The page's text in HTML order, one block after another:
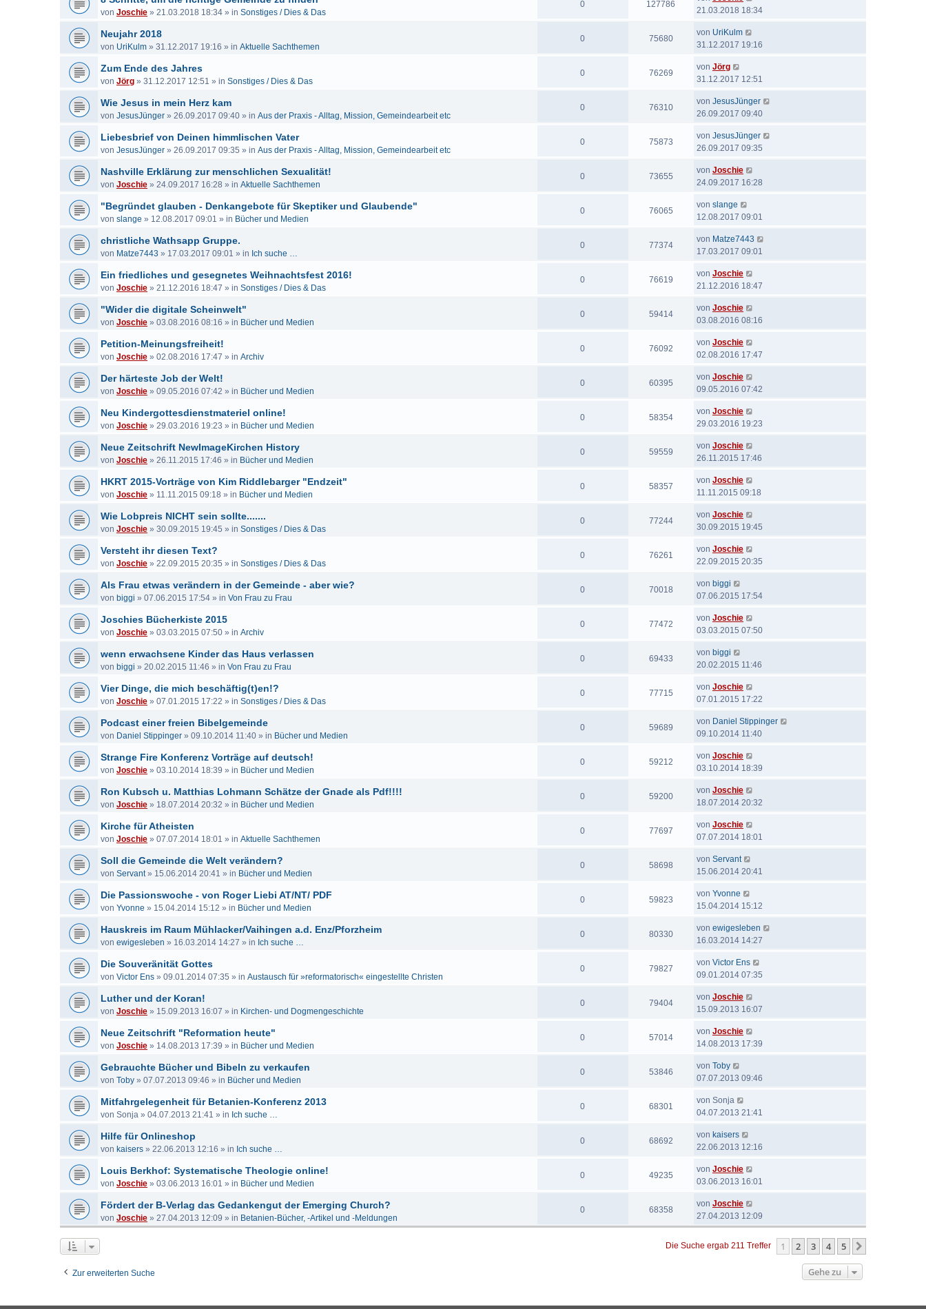
von Joschie » 21.03.2018 18:34 » in Sonstiges / Dies & Das
0 127786
21.03.2018 18:34
Neujahr 2018
von UriKulm » 31.12.2017 19:16 » in Aktuelle Sachthemen
0 75680
von UriKulm
31.12.2017 19:16
Zum Ende des Jahres
von Jörg » 31.12.2017 12:51 » in Sonstiges / Dies & Das
0 76269
von Jörg
31.12.2017 12:51
Wie Jesus in mein Herz kam
von JesusJünger » 26.09.2017 09:40 » in Aus der Praxis - Alltag, Mission, Gemeindearbeit etc
0 76310
von JesusJünger
26.09.2017 09:40
Liebesbrief von Deinen himmlischen Vater
von JesusJünger » 26.09.2017 09:35 » in Aus der Praxis - Alltag, Mission, Gemeindearbeit etc
0 75873
von JesusJünger
26.09.2017 09:35
Nashville Erklärung zur menschlichen Sexualität!
von Joschie » 24.09.2017 16:28 » in Aktuelle Sachthemen
0 73655
von Joschie
24.09.2017 16:28
"Begründet glauben - Denkangebote für Skeptiker und Glaubende"
von slange » 12.08.2017 09:01 » in Bücher und Medien
0 76065
von slange
12.08.2017 09:01
christliche Wathsapp Gruppe.
von Matze7443 » 17.03.2017 09:01 » in Ich suche …
0 77374
von Matze7443
17.03.2017 09:01
Ein friedliches und gesegnetes Weihnachtsfest 2016!
von Joschie » 21.12.2016 18:47 » in Sonstiges / Dies & Das
0 76619
von Joschie
21.12.2016 18:47
"Wider die digitale Scheinwelt"
von Joschie » 03.08.2016 08:16 » in Bücher und Medien
0 59414
von Joschie
03.08.2016 08:16
Petition-Meinungsfreiheit!
von Joschie » 02.08.2016 17:47 » in Archiv
0 76092
von Joschie
02.08.2016 17:47
Der härteste Job der Welt!
von Joschie » 09.05.2016 07:42 » in Bücher und Medien
0 60395
von Joschie
09.05.2016 07:42
Neu Kindergottesdienstmateriel online!
von Joschie » 29.03.2016 19:23 » in Bücher und Medien
0 58354
von Joschie
29.03.2016 19:23
Neue Zeitschrift NewImageKirchen History
von Joschie » 26.11.2015 17:46 » in Bücher und Medien
0 59559
von Joschie
26.11.2015 17:46
HKRT 2015-Vorträge von Kim Riddlebarger "Endzeit"
von Joschie » 11.11.2015 09:18 » in Bücher und Medien
0 58357
von Joschie
11.11.2015 09:18
Wie Lobpreis NICHT sein sollte.......
von Joschie » 30.09.2015 19:45 » in Sonstiges / Dies & Das
0 77244
von Joschie
30.09.2015 19:45
Versteht ihr diesen Text?
von Joschie » 22.09.2015 20:35 » in Sonstiges / Dies & Das
0 76261
von Joschie
22.09.2015 20:35
Als Frau etwas verändern in der Gemeinde - aber wie?
von biggi » 07.06.2015 17:54 » in Von Frau zu Frau
0 70018
von biggi
07.06.2015 17:54
Joschies Bücherkiste 2015
von Joschie » 03.03.2015 07:50 » in Archiv
0 77472
von Joschie
03.03.2015 07:50
wenn erwachsene Kinder das Haus verlassen
von biggi » 20.02.2015 11:46 » in Von Frau zu Frau
0 69433
von biggi
20.02.2015 11:46
Vier Dinge, die mich beschäftig(t)en!?
von Joschie » 07.01.2015 17:22 » in Sonstiges / Dies & Das
0 77715
von Joschie
07.01.2015 17:22
Podcast einer freien Bibelgemeinde
von Daniel Stippinger » 09.10.2014 11:40 » in Bücher und Medien
0 59689
von Daniel Stippinger
09.10.2014 11:40
Strange Fire Konferenz Vorträge auf deutsch!
von Joschie » 03.10.2014 18:39 » in Bücher und Medien
0 59212
von Joschie
03.10.2014 18:39
Ron Kubsch u. Matthias Lohmann Schätze der Gnade als Pdf!!!!
von Joschie » 18.07.2014 20:32 » in Bücher und Medien
0 59200
von Joschie
18.07.2014 20:32
Kirche für Atheisten
von Joschie » 07.07.2014 18:01 » in Aktuelle Sachthemen
0 77697
von Joschie
07.07.2014 18:01
Soll die Gemeinde die Welt verändern?
von Servant» 15.06.2014 20:41 » in Bücher und Medien
0 58698
von Servant
15.06.2014 20:41
Die Passionswoche - von Roger Liebi AT/NT/ PDF
von Yvonne » 15.04.2014 15:12 » in Bücher und Medien
0 59823
von Yvonne
15.04.2014 15:12
Hauskreis im Raum Mühlacker/Vaihingen a.d. Enz/Pforzheim
von ewigesleben » 16.03.2014 14:27 » in Ich suche …
0 80330
von ewigesleben
16.03.2014 14:27
Die Souveränität Gottes
von Victor Ens » 09.01.2014 07:35 » in Austausch für »reformatorisch« eingestellte Christen
0 79827
von Victor Ens
09.01.2014 07:35
Luther und der Koran!
von Joschie » 15.09.2013 16:07 » in Kirchen- und Dogmengeschichte
0 79404
von Joschie
15.09.2013 16:07
Neue Zeitschrift "Reformation heute"
von Joschie » 14.08.2013 17:39 » in Bücher und Medien
0 57014
von Joschie
14.08.2013 17:39
Gebrauchte Bücher und Bibeln zu verkaufen
von Toby » 07.07.2013 09:46 » in Bücher und Medien
0 53846
von Toby
07.07.2013 09:46
Mitfahrgelegenheit für Betanien-Konferenz 2013
von Sonja » 04.07.2013 21:41 » in Ich suche …
0 68301
von Sonja
04.07.2013 21:41
Hilfe für Onlineshop
von kaisers » 22.06.2013 12:16 » in Ich suche …
0 68692
von kaisers
22.06.2013 12:16
Louis Berkhof: Systematische Theologie online!
von Joschie » 03.06.2013 16:01 » in Bücher und Medien
0 49235
von Joschie
03.06.2013 16:01
Fördert der B-Verlag das Gedankengut der Emerging Church?
von Joschie » 27.04.2013 12:09 » in Betanien-Bücher, -Artikel und -Meldungen
0 68358
von Joschie
27.04.2013 12:09
Die Suche ergab 211 Treffer 1 2 3 4 5
Zur erweiterten Suche Gehe zu